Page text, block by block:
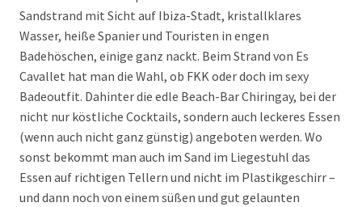
Sandstrand mit Sicht auf Ibiza-Stadt, kristallklares
Wasser, heiße Spanier und Touristen in engen
Badehöschen, einige ganz nackt. Beim Strand von Es
Cavallet hat man die Wahl, ob FKK oder doch im sexy
Badeoutfit. Dahinter die edle Beach-Bar Chiringay, bei der
nicht nur köstliche Cocktails, sondern auch leckeres Essen
(wenn auch nicht ganz günstig) angeboten werden. Wo
sonst bekommt man auch im Sand im Liegestuhl das
Essen auf richtigen Tellern und nicht im Plastikgeschirr –
und dann noch von einem süßen und gut gelaunten